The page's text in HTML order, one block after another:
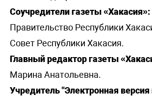
Соучредители газеты «Хакасия»:
Правительство Республики
Совет Республики Хакасия.
Главный редактор газеты
Марина Анатольевна.
Учредитель "Электронная